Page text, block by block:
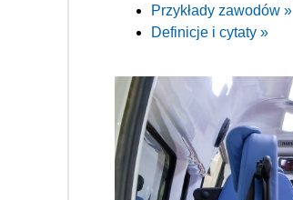
Przykłady zawodów »
Definicje i cytaty »